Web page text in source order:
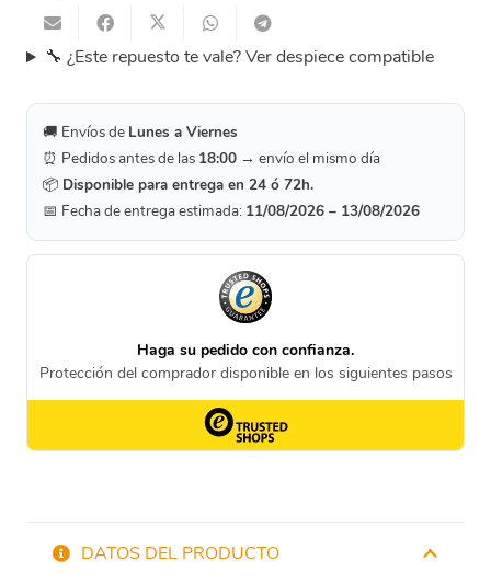
🔧 ¿Este repuesto te vale? Ver despiece compatible
🚚 Envíos de Lunes a Viernes
⏰ Pedidos antes de las 18:00 → envío el mismo día
📦 Disponible para entrega en 24 ó 72h.
📅 Fecha de entrega estimada: 11/08/2026 – 13/08/2026
DATOS DEL PRODUCTO